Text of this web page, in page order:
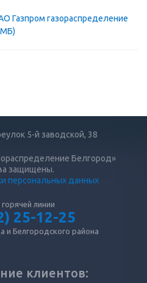
Газпром газораспределение
МБ)
5-й заводской, 38
Белгород»
защищены.
персональных данных
линии
25-12-25
и Белгородского района
клиентов: